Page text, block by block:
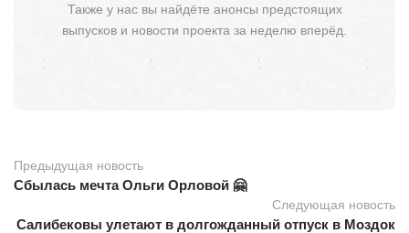
Также у нас вы найдёте анонсы предстоящих
выпусков и новости проекта за неделю вперёд.
Предыдущая новость
Сбылась мечта Ольги Орловой 🤗
Следующая новость
Салибековы улетают в долгожданный отпуск в Моздок